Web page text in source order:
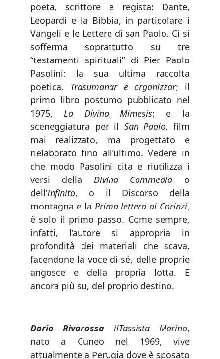
poeta, scrittore e regista: Dante,
Leopardi e la Bibbia, in particolare i
Vangeli e le Lettere di san Paolo. Ci si
sofferma soprattutto su tre
“testamenti spirituali” di Pier Paolo
Pasolini: la sua ultima raccolta
poetica, Trasumanar e organizzar; il
primo libro postumo pubblicato nel
1975, La Divina Mimesis; e la
sceneggiatura per il San Paolo, film
mai realizzato, ma progettato e
rielaborato fino all’ultimo. Vedere in
che modo Pasolini cita e riutilizza i
versi della Divina Commedia o
dell’Infinito, o il Discorso della
montagna e la Prima lettera ai Corinzi,
è solo il primo passo. Come sempre,
infatti, l’autore si appropria in
profondità dei materiali che scava,
facendone la voce di sé, delle proprie
angosce e della propria lotta. E
ancora più su, del proprio destino.
Dario Rivarossa ilTassista Marino,
nato a Cuneo nel 1969, vive
attualmente a Perugia dove è sposato